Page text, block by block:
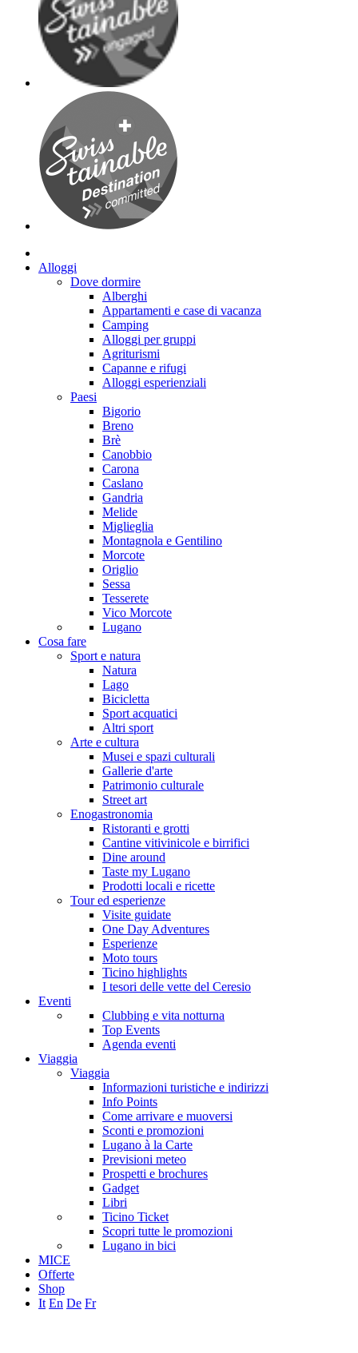
Alloggi
Dove dormire
Alberghi
Appartamenti e case di vacanza
Camping
Alloggi per gruppi
Agriturismi
Capanne e rifugi
Alloggi esperienziali
Paesi
Bigorio
Breno
Brè
Canobbio
Carona
Caslano
Gandria
Melide
Miglieglia
Montagnola e Gentilino
Morcote
Origlio
Sessa
Tesserete
Vico Morcote
Lugano
Cosa fare
Sport e natura
Natura
Lago
Bicicletta
Sport acquatici
Altri sport
Arte e cultura
Musei e spazi culturali
Gallerie d'arte
Patrimonio culturale
Street art
Enogastronomia
Ristoranti e grotti
Cantine vitivinicole e birrifici
Dine around
Taste my Lugano
Prodotti locali e ricette
Tour ed esperienze
Visite guidate
One Day Adventures
Esperienze
Moto tours
Ticino highlights
I tesori delle vette del Ceresio
Eventi
Clubbing e vita notturna
Top Events
Agenda eventi
Viaggia
Viaggia
Informazioni turistiche e indirizzi
Info Points
Come arrivare e muoversi
Sconti e promozioni
Lugano à la Carte
Previsioni meteo
Prospetti e brochures
Gadget
Libri
Ticino Ticket
Scopri tutte le promozioni
Lugano in bici
MICE
Offerte
Shop
It En De Fr